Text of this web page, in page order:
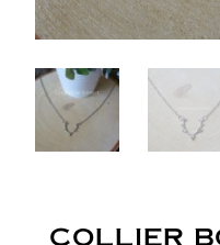
COLLIER